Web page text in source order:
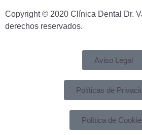
Copyright © 2020 Clínica Dental Dr.
derechos reservados.
Aviso Legal
Políticas de
Política de